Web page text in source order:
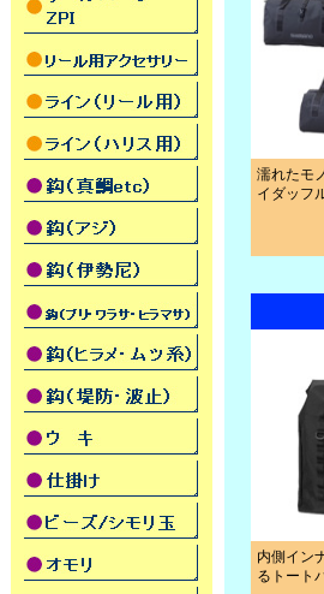
濡れたモ
イダッフ
内側イン
るトート